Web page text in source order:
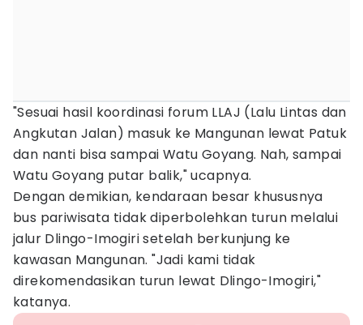
"Sesuai hasil koordinasi forum LLAJ (Lalu Lintas dan
Angkutan Jalan) masuk ke Mangunan lewat Patuk
dan nanti bisa sampai Watu Goyang. Nah, sampai
Watu Goyang putar balik," ucapnya.
Dengan demikian, kendaraan besar khususnya
bus pariwisata tidak diperbolehkan turun melalui
jalur Dlingo-Imogiri setelah berkunjung ke
kawasan Mangunan. "Jadi kami tidak
direkomendasikan turun lewat Dlingo-Imogiri,"
katanya.